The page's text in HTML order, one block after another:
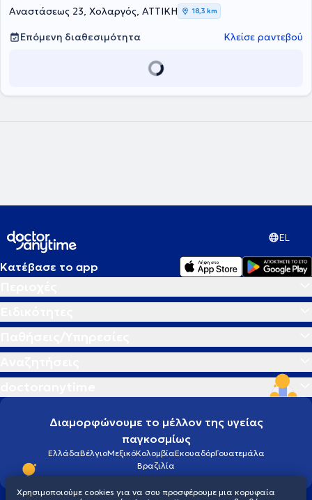
κατασκευή ειδικών ενδοστοματικών συσκευών (νάρθηκες) για την
ορθή αντιμετώπιση τους. Οι ενδοστοματικοί νάρθηκες, οι οποίοι
πρέπει να πληρούν συγκεκριμένες προδιαγραφές για να είναι
αποτελεσματικοί, μπορούν να εφαρμοστούν σε περιπτώσεις
αρθρικού πόνου, σε περιπτώσεις ήχων που προέρχονται από τις
Αναστάσεως 23, Χολαργός, ΑΤΤΙΚΗ 18,3 km
Επόμενη διαθεσιμότητα Κλείσε ραντεβού
EL
Κατέβασε το app
Διαμορφώνουμε το μέλλον της υγείας
παγκοσμίως
ΕλλάδαΒέλγιοΜεξικόΚολομβίαΕκουαδόρΓουατεμάλα
Βραζιλία
Χρησιμοποιούμε cookies για να σου προσφέρουμε μια κορυφαία